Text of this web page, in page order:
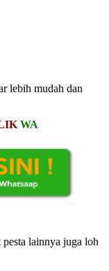
lebih mudah dan
WA
lainnya juga loh